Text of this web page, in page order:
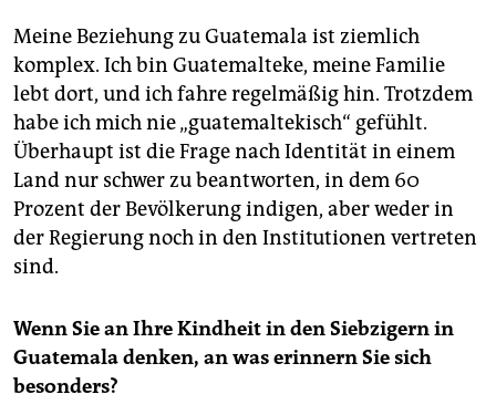
Meine Beziehung zu Guatemala ist ziemlich
komplex. Ich bin Guatemalteke, meine Familie
lebt dort, und ich fahre regelmäßig hin. Trotzdem
habe ich mich nie „guatemaltekisch“ gefühlt.
Überhaupt ist die Frage nach Identität in einem
Land nur schwer zu beantworten, in dem 60
Prozent der Bevölkerung indigen, aber weder in
der Regierung noch in den Institutionen vertreten
sind.
Wenn Sie an Ihre Kindheit in den Siebzigern in
Guatemala denken, an was erinnern Sie sich
besonders?